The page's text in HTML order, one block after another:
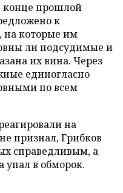
конце прошлой
к
на которые им
ли подсудимые и
их вина. Через
единогласно
по всем
на
признал, Грибков
справедливым, а
упал в обморок.